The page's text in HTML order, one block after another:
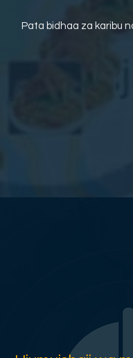
Pata bidhaa za karibu